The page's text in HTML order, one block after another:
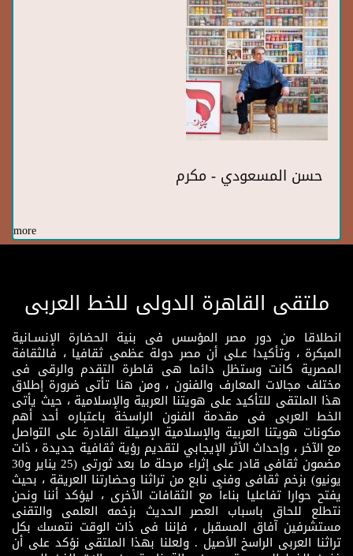
حسن المسعودي - مكرم
more
ملتقى القاهرة الدولى للخط العربى
انطلاقا من دور مصر المؤسس فى بنية الحضارة الإنسـانية
المبكرة ، وتأكيدا عـلى أن مصر دولة عظمى ثقافيا ، فالثقافة
المصرية كانت وستظل دائما هى قاطرة التقدم والرقى فى
مختلف مجالات المعارف والفنون ، ومن هنا تأتى ضرورة إطلاق
هذا الملتقى للتأكيد على هويتنا العربية والإسلامية ، حيث يأتى
الخط العربى فى مقدمة الفنون الراسخة باعتباره أحد أهم
مكونات هويتنا العربية والإسلامية الإصيلة القادرة على التواصل
مع الآخر ، وإحداث الأثر الإيجابي لتقديم رؤية ثقافية جديدة ، ذات
مضمون ثقافى قادر على إثراء مرحلة ما بعد ثورتى (25 يناير و30
يونيو) بزخم ثقافى وفنى نابع من تراثنا وحضارتنا العريقة ، بحيث
يفتح حوارا تفاعليا بناءاً مع الثقافات الأخرى ، ليؤكد أننا ونحن
نتطلع للحاق باسباب العصر الحديث بزخمه العلمى والتقنى
مستشرفين آفاق المسقبل ، فإننا فى ذات الوقت نتمسك بكل
تراثنا العربى الراسخ الأصيل . ولعلنا بهذا الملتقى نؤكد على أن